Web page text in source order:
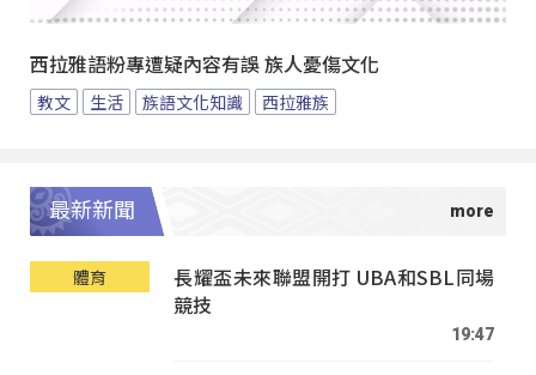
西拉雅語粉專遭疑內容有誤 族人憂傷文化
教文 生活 族語文化知識 西拉雅族
最新新聞
體育
長耀盃未來聯盟開打 UBA和SBL同場
競技
19:47